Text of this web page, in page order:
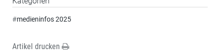
#medieninfos 2025
Artikel drucken